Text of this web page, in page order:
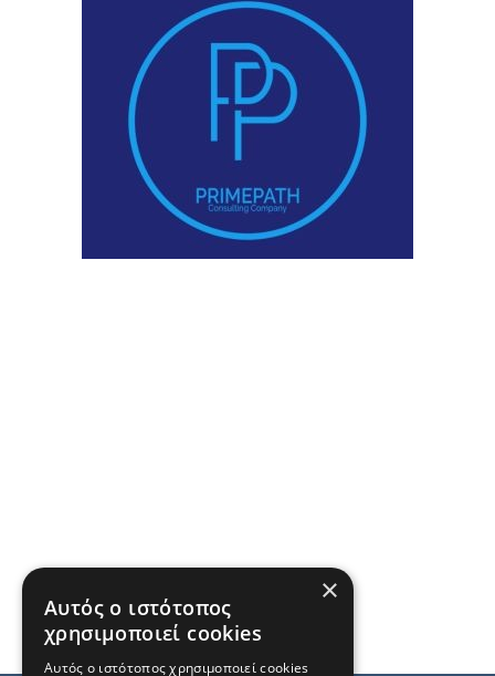
×
Αυτός ο ιστότοπος
χρησιμοποιεί cookies
Αυτός ο ιστότοπος χρησιμοποιεί cookies